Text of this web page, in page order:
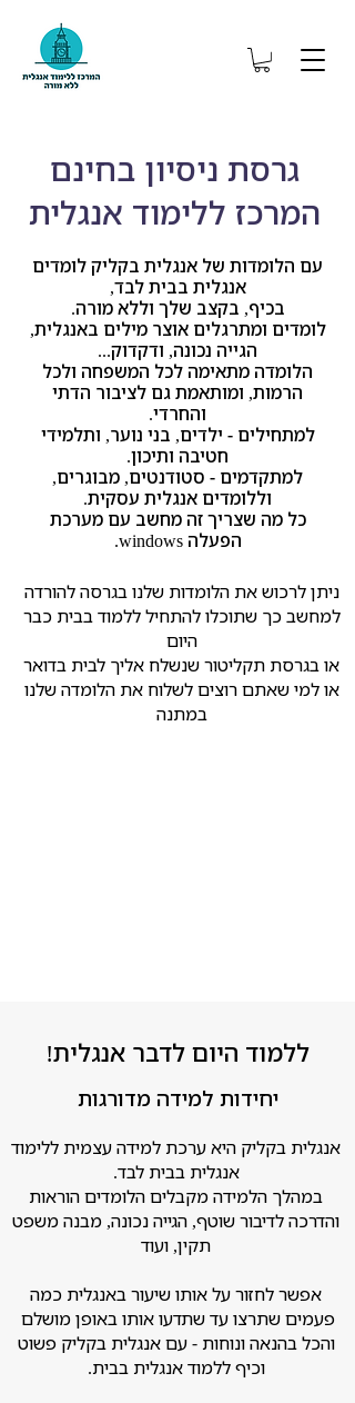
גרסת ניסיון בחינם
המרכז ללימוד אנגלית
עם הלומדות של אנגלית בקליק לומדים
אנגלית בבית לבד,
בכיף, בקצב שלך וללא מורה.
לומדים ומתרגלים אוצר מילים באנגלית,
הגייה נכונה, ודקדוק...
הלומדה מתאימה לכל המשפחה ולכל
הרמות, ומותאמת גם לציבור הדתי
והחרדי.
למתחילים - ילדים, בני נוער, ותלמידי
חטיבה ותיכון.
למתקדמים - סטודנטים, מבוגרים,
וללומדים אנגלית עסקית.
כל מה שצריך זה מחשב עם מערכת
הפעלה windows.
ניתן לרכוש את הלומדות שלנו בגרסה להורדה
למחשב כך שתוכלו להתחיל ללמוד בבית כבר
היום
או בגרסת תקליטור שנשלח אליך לבית בדואר
או למי שאתם רוצים לשלוח את הלומדה שלנו
במתנה
ללמוד היום לדבר אנגלית!
יחידות למידה מדורגות
אנגלית בקליק היא ערכת למידה עצמית ללימוד
אנגלית בבית לבד.
במהלך הלמידה מקבלים הלומדים הוראות
והדרכה לדיבור שוטף, הגייה נכונה, מבנה משפט
תקין, ועוד
אפשר לחזור על אותו שיעור באנגלית כמה
פעמים שתרצו עד שתדעו אותו באופן מושלם
והכל בהנאה ונוחות - עם אנגלית בקליק פשוט
וכיף ללמוד אנגלית בבית.